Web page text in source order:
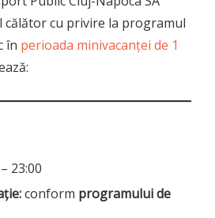
călător cu privire la programul
în perioada minivacanței de 1
23:00
conform programului de